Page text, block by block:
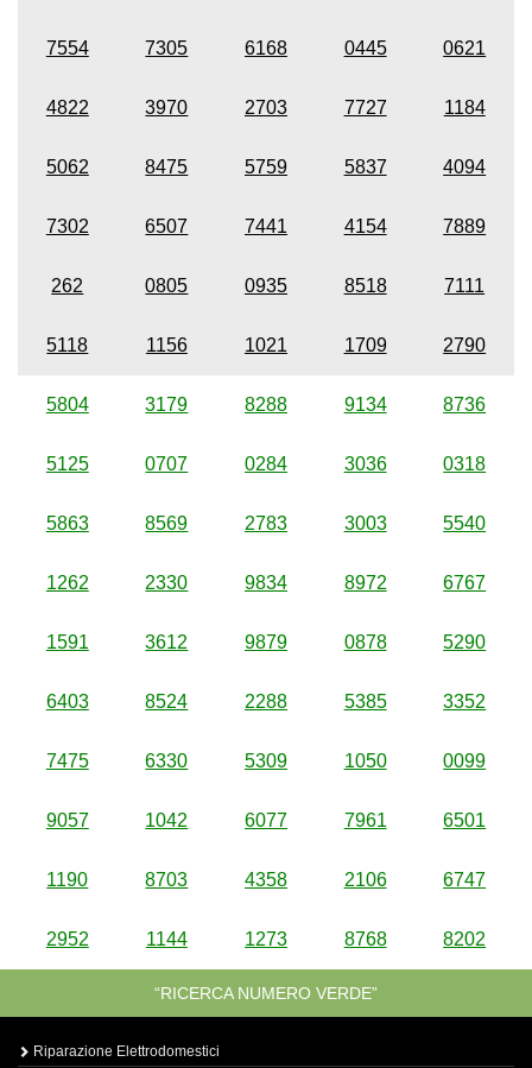
7554 7305 6168 0445 0621
4822 3970 2703 7727 1184
5062 8475 5759 5837 4094
7302 6507 7441 4154 7889
262 0805 0935 8518 7111
5118 1156 1021 1709 2790
5804 3179 8288 9134 8736
5125 0707 0284 3036 0318
5863 8569 2783 3003 5540
1262 2330 9834 8972 6767
1591 3612 9879 0878 5290
6403 8524 2288 5385 3352
7475 6330 5309 1050 0099
9057 1042 6077 7961 6501
1190 8703 4358 2106 6747
2952 1144 1273 8768 8202
“RICERCA NUMERO VERDE”
Riparazione Elettrodomestici